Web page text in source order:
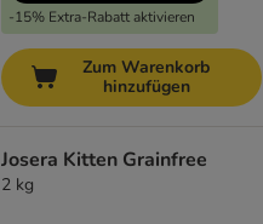
-15% Extra-Rabatt aktivieren
Zum Warenkorb
hinzufügen
Josera Kitten Grainfree
2 kg